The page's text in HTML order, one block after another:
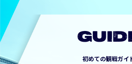
初めての観戦ガイ